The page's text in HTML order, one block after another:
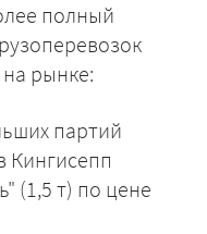
полный
рынке:
партий
Кингисепп
(1,5 т) по цене